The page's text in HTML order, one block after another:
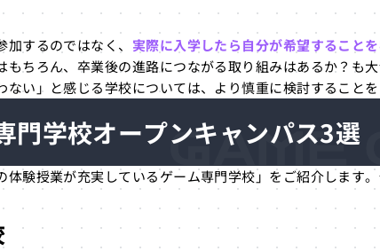
するのではなく、 実際に入学したら自分が希望すること
ちろん、卒業後の進路につながる取り組みはあるか？も大
い」と感じる学校については、より慎重に検討することを
門学校オープンキャンパス3選
体験授業が充実しているゲーム専門学校」をご紹介します